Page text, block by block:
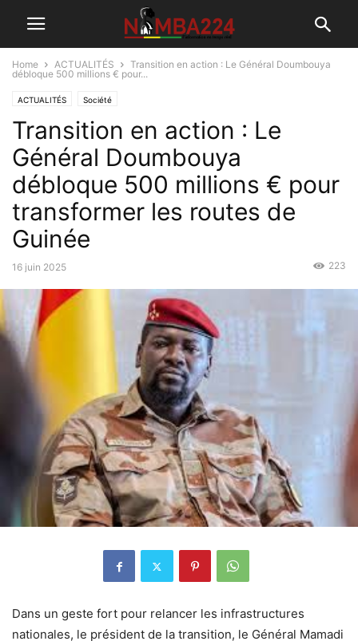
Home ACTUALITÉS
Transition en action : Le Général Doumbouya
débloque 500 millions € pour...
ACTUALITÉS Société
Transition en action : Le
Général Doumbouya
débloque 500 millions € pour
transformer les routes de
Guinée
16 juin 2025 223
Dans un geste fort pour relancer les infrastructures
nationales, le président de la transition, le Général Mamadi